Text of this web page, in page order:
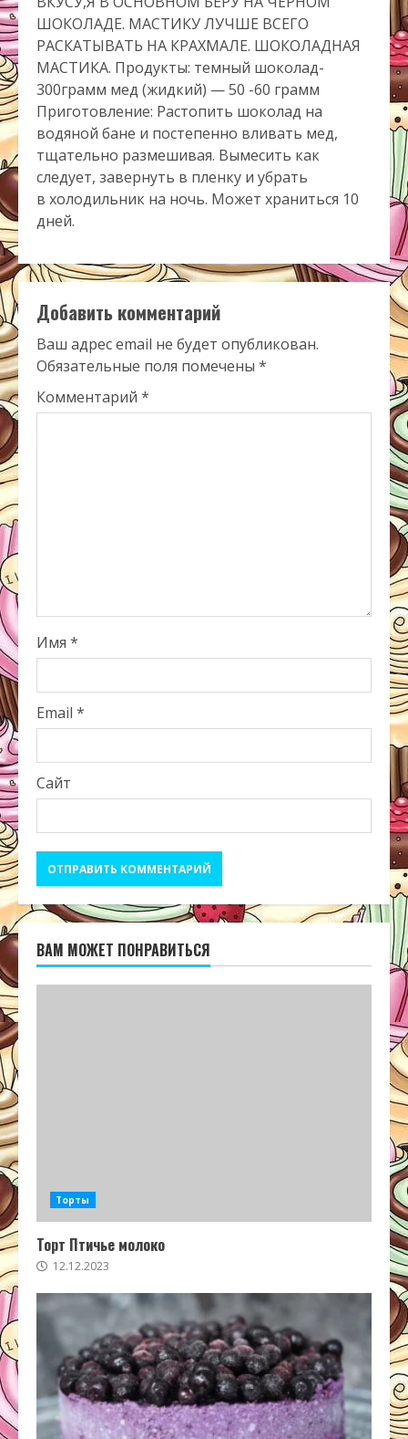
ШОКОЛАДЕ. МАСТИКУ ЛУЧШЕ ВСЕГО
РАСКАТЫВАТЬ НА КРАХМАЛЕ. ШОКОЛАДНАЯ
МАСТИКА. Продукты: темный шоколад-
300грамм мед (жидкий) — 50 -60 грамм
Приготовление: Растопить шоколад на
водяной бане и постепенно вливать мед,
тщательно размешивая. Вымесить как
следует, завернуть в пленку и убрать
в холодильник на ночь. Может храниться 10
дней.
Добавить комментарий
Ваш адрес email не будет опубликован.
Обязательные поля помечены *
Комментарий *
Имя *
Email *
Сайт
ВАМ МОЖЕТ ПОНРАВИТЬСЯ
Торты
Торт Птичье молоко
12.12.2023